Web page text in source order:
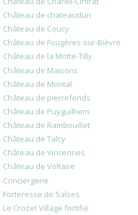
Château de chateaudun
Château de Coucy
Château de Fougères-sur-Bièvre
Château de la Motte-Tilly
Château de Maisons
Château de Montal
Château de pierrefonds
Château de Puyguilhem
Château de Rambouillet
Château de Talcy
Château de Vincennes
Château de Voltaire
Conciergerie
Forteresse de Salses
Le Crozet Village fortifié